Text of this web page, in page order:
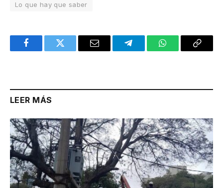
Lo que hay que saber
FacebookTwitter Email TelegramWhatsAppCopy
LEER MÁS